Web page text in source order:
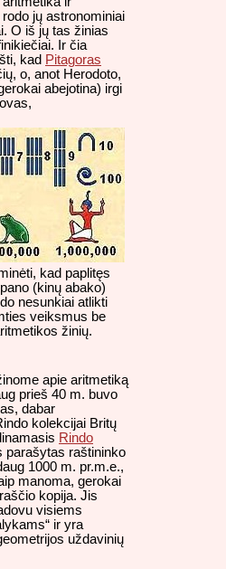
jų astronominiai
O iš jų tas žinias
Ir čia
kad Pitagoras
o, anot Herodoto,
abejotina) irgi
kad paplitęs
(kinų abako)
nesunkiai atlikti
veiksmus be
žinių.
apie aritmetiką
prieš 40 m. buvo
dabar
kolekcijai Britų
Rindo
parašytas raštininko
1000 m. pr.m.e.,
manoma, gerokai
kopija. Jis
visiems
ir yra
uždavinių